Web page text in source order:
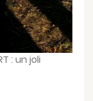
: un joli